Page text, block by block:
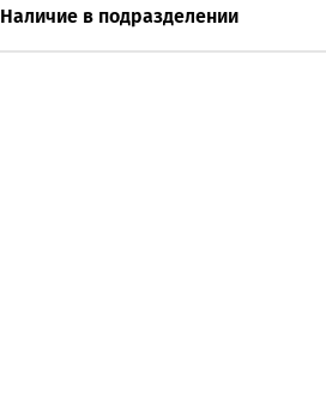
Наличие в подразделении